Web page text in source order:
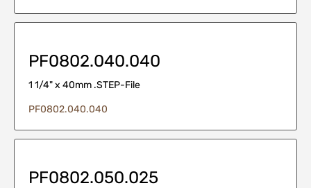
PF0802.040.040
1 1/4" x 40mm .STEP-File
PF0802.040.040
PF0802.050.025